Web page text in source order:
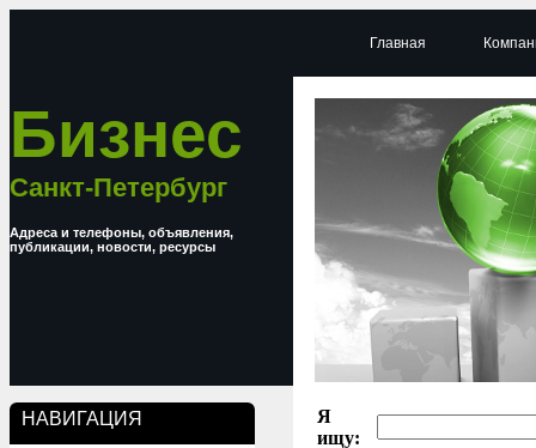
Бизнес
Санкт-Петербург
Адреса и телефоны, объявления,
публикации, новости, ресурсы
НАВИГАЦИЯ
Главная
Я
ищу: